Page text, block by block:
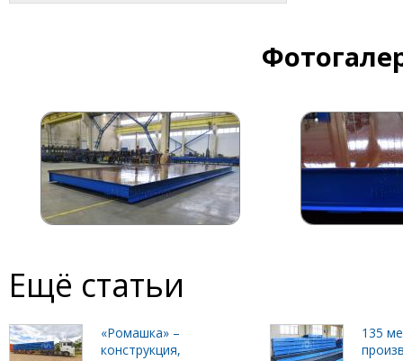
Ещё статьи
«Ромашка» –
конструкция,
135